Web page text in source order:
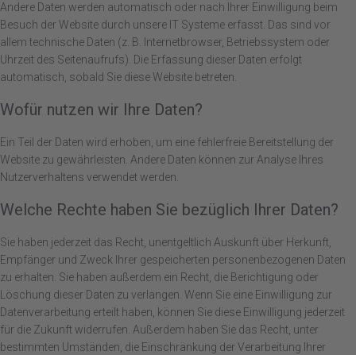
Andere Daten werden automatisch oder nach Ihrer Einwilligung beim
Besuch der Website durch unsere IT Systeme erfasst. Das sind vor
allem technische Daten (z. B. Internetbrowser, Betriebssystem oder
Uhrzeit des Seitenaufrufs). Die Erfassung dieser Daten erfolgt
automatisch, sobald Sie diese Website betreten.
Wofür nutzen wir Ihre Daten?
Ein Teil der Daten wird erhoben, um eine fehlerfreie Bereitstellung der
Website zu gewährleisten. Andere Daten können zur Analyse Ihres
Nutzerverhaltens verwendet werden.
Welche Rechte haben Sie bezüglich Ihrer Daten?
Sie haben jederzeit das Recht, unentgeltlich Auskunft über Herkunft,
Empfänger und Zweck Ihrer gespeicherten personenbezogenen Daten
zu erhalten. Sie haben außerdem ein Recht, die Berichtigung oder
Löschung dieser Daten zu verlangen. Wenn Sie eine Einwilligung zur
Datenverarbeitung erteilt haben, können Sie diese Einwilligung jederzeit
für die Zukunft widerrufen. Außerdem haben Sie das Recht, unter
bestimmten Umständen, die Einschränkung der Verarbeitung Ihrer